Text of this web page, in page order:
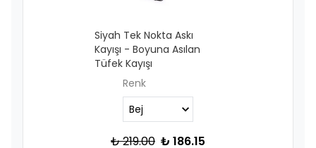
Siyah Tek Nokta Askı
Kayışı - Boyuna Asılan
Tüfek Kayışı
Renk
₺ 219.00 ₺ 186.15